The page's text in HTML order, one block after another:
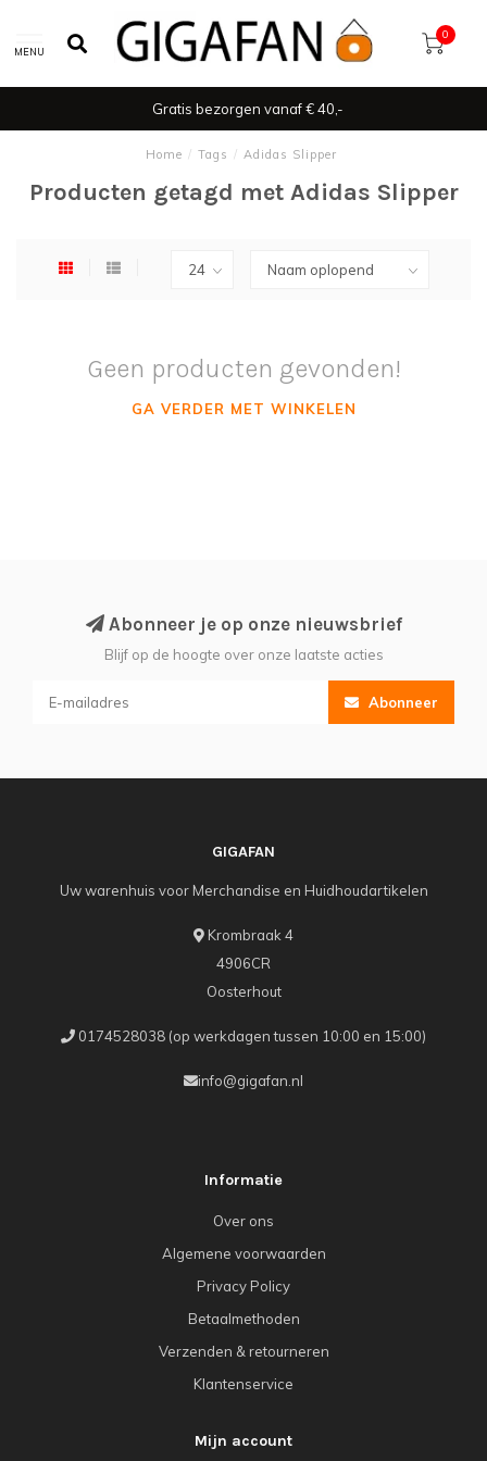
MENU
0
Gratis bezorgen vanaf € 40,-
Home / Tags / Adidas Slipper
Producten getagd met Adidas Slipper
Geen producten gevonden!
GA VERDER MET WINKELEN
Abonneer je op onze nieuwsbrief
Blijf op de hoogte over onze laatste acties
Abonneer
GIGAFAN
Uw warenhuis voor Merchandise en Huidhoudartikelen
Krombraak 4
4906CR
Oosterhout
0174528038 (op werkdagen tussen 10:00 en 15:00)
info@gigafan.nl
Informatie
Over ons
Algemene voorwaarden
Privacy Policy
Betaalmethoden
Verzenden & retourneren
Klantenservice
Mijn account